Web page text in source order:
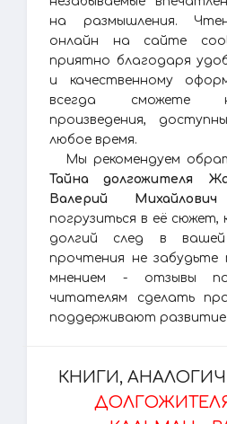
на размышления.
онлайн на сайте
приятно благодаря
и качественному
всегда сможете
произведения,
любое время.
Мы рекомендуем
Тайна долгожителя
Валерий
погрузиться в её
долгий след в
прочтения не забудьте
мнением - отзывы
читателям сделать
поддерживают развитие
КНИГИ,